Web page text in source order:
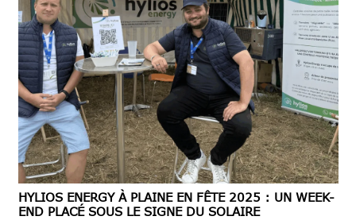
HYLIOS ENERGY À PLAINE EN FÊTE 2025 : UN WEEK-
END PLACÉ SOUS LE SIGNE DU SOLAIRE